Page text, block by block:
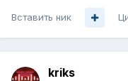
Вставить ник
kriks